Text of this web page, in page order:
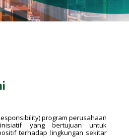
program perusahaan
inisiatif yang bertujuan untuk
terhadap lingkungan sekitar